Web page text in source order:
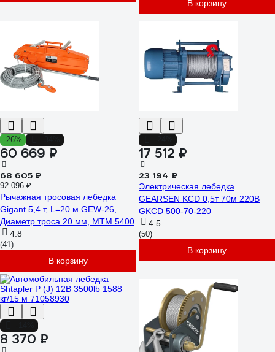
В корзину
-26%
60 669 ₽
68 605 ₽
92 096 ₽
Рычажная тросовая лебедка
Gigant 5,4 т, L=20 м GEW-26,
Диаметр троса 20 мм, МТМ 5400
4.8
(41)
В корзину
17 512 ₽
23 194 ₽
Электрическая лебедка
GEARSEN KCD 0,5т 70м 220В
GKCD 500-70-220
4.5
(50)
В корзину
8 370 ₽